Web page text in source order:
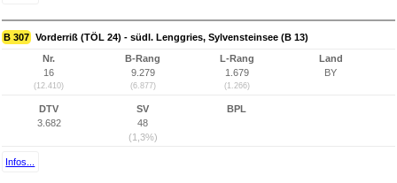
B 307 Vorderriß (TÖL 24) - südl. Lenggries, Sylvensteinsee (B 13)
Nr.
16
(12.410)
B-Rang
9.279
(6.877)
L-Rang
1.679
(1.266)
Land
BY
DTV
3.682
SV
48
(1,3%)
BPL
Infos...